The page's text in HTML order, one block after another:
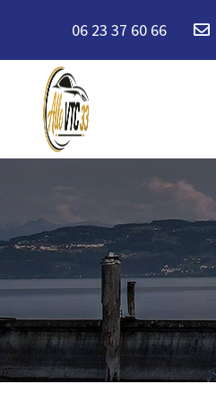
06 23 37 60 66